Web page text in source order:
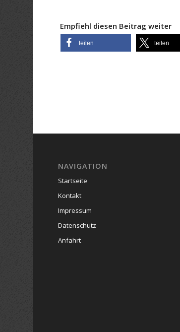
Empfiehl diesen Beitrag weiter
teilen teilen
NAVIGATION
Startseite
Kontakt
Impressum
Datenschutz
Anfahrt